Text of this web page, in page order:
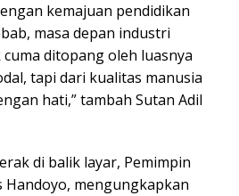
kemajuan pendidikan
masa depan industri
ditopang oleh luasnya
tapi dari kualitas manusia
hati,” tambah Sutan Adil
di balik layar, Pemimpin
Handoyo, mengungkapkan